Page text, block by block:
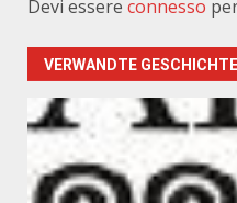
Devi essere connesso
VERWANDTE